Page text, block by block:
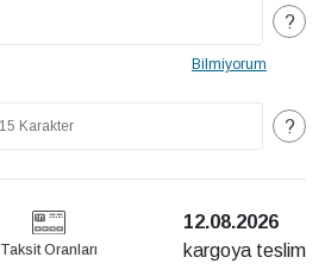
?
Bilmiyorum
?
Taksit Oranları
12.08.2026
kargoya teslim